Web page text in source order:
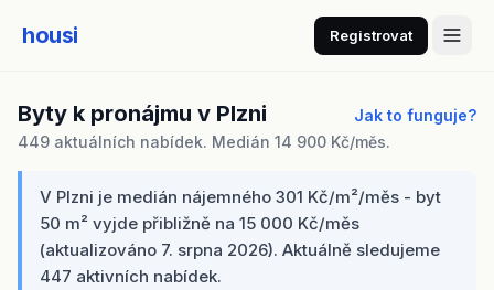
housi Registrovat
Byty k pronájmu v Plzni
Jak to funguje?
449 aktuálních nabídek. Medián 14 900 Kč/měs.
V Plzni je medián nájemného 301 Kč/m²/měs - byt
50 m² vyjde přibližně na 15 000 Kč/měs
(aktualizováno 7. srpna 2026). Aktuálně sledujeme
447 aktivních nabídek.